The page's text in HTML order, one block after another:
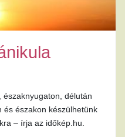
délután
és északon készülhetünk
– írja az időkép.hu.